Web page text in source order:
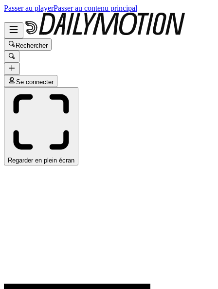
Passer au playerPasser au contenu principal
Rechercher
Se connecter
Regarder en plein écran